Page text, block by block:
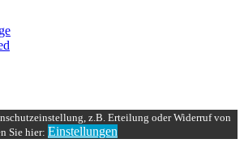
z.B. Erteilung oder Widerruf von
Sie hier: Einstellungen